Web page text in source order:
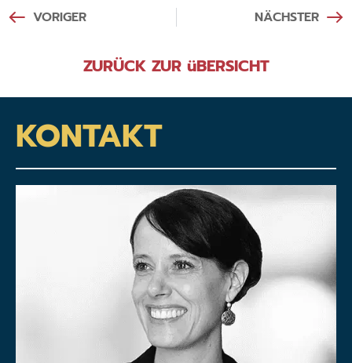
VORIGER NÄCHSTER
ZURÜCK ZUR üBERSICHT
KONTAKT